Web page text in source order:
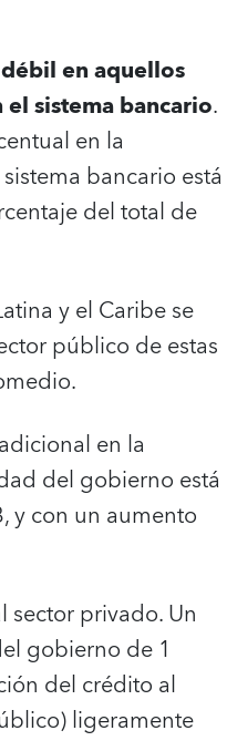
en aquellos
sistema bancario.
en la
bancario está
del total de
y el Caribe se
público de estas
en la
del gobierno está
y con un aumento
privado. Un
gobierno de 1
del crédito al
ligeramente